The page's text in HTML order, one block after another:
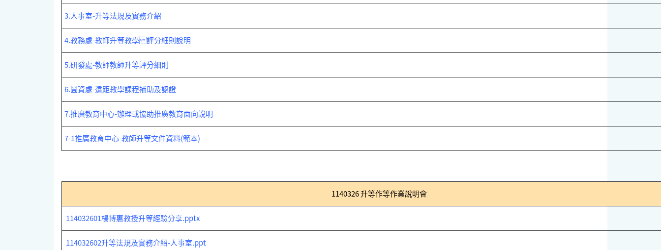
3.人事室-升等法規及實務介紹
4.教務處-教師升等教學 評分細則說明
5.研發處-教師教師升等評分細則
6.圖資處-遠距教學課程補助及認證
7.推廣教育中心-辦理或協助推廣教育面向說明
7-1推廣教育中心-教師升等文件資料(範本)
1140326 升等作等作業說明會
114032601楊博惠教授升等經驗分享.pptx
114032602升等法規及實務介紹-人事室.ppt